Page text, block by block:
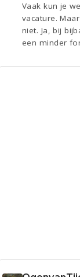
Vaak kun je
vacature.
niet. Ja, bij
een minder